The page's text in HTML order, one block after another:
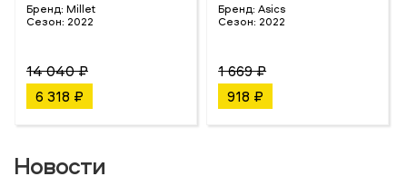
Бренд: Millet
Сезон: 2022
14 040 ₽
6 318 ₽
Бренд: Asics
Сезон: 2022
1 669 ₽
918 ₽
Новости